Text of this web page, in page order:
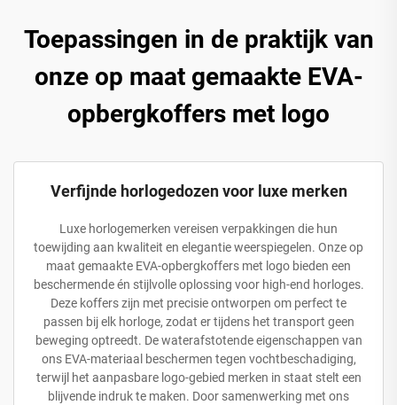
Toepassingen in de praktijk van
onze op maat gemaakte EVA-
opbergkoffers met logo
Verfijnde horlogedozen voor luxe merken
Luxe horlogemerken vereisen verpakkingen die hun
toewijding aan kwaliteit en elegantie weerspiegelen. Onze op
maat gemaakte EVA-opbergkoffers met logo bieden een
beschermende én stijlvolle oplossing voor high-end horloges.
Deze koffers zijn met precisie ontworpen om perfect te
passen bij elk horloge, zodat er tijdens het transport geen
beweging optreedt. De waterafstotende eigenschappen van
ons EVA-materiaal beschermen tegen vochtbeschadiging,
terwijl het aanpasbare logo-gebied merken in staat stelt een
blijvende indruk te maken. Door samenwerking met ons